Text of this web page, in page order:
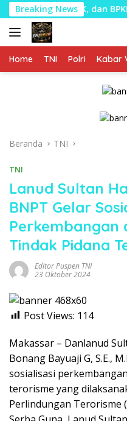
Langsung
ke
konten
Breaking News
dan BPKB
Home TNI Polri Kabar
Beranda TNI
TNI
Lanud Sultan
BNPT Gelar
Perkembangan
Tindak Pidana
Editor Puspen TNI
23 Oktober 2024
Post Views: 114
Makassar – Danlanud
Bonang Bayuaji G, S.E.,
sosialisasi
terorisme yang
Perlindungan Terorisme